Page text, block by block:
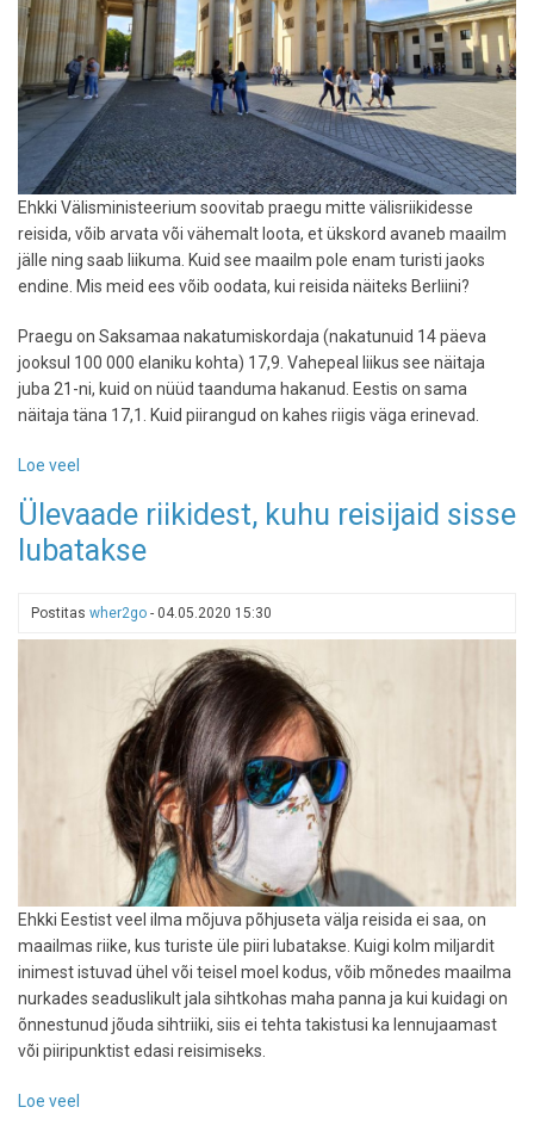
Ehkki Välisministeerium soovitab praegu mitte välisriikidesse
reisida, võib arvata või vähemalt loota, et ükskord avaneb maailm
jälle ning saab liikuma. Kuid see maailm pole enam turisti jaoks
endine. Mis meid ees võib oodata, kui reisida näiteks Berliini?
Praegu on Saksamaa nakatumiskordaja (nakatunuid 14 päeva
jooksul 100 000 elaniku kohta) 17,9. Vahepeal liikus see näitaja
juba 21-ni, kuid on nüüd taanduma hakanud. Eestis on sama
näitaja täna 17,1. Kuid piirangud on kahes riigis väga erinevad.
Loe veel
Berliini,
kui
lukku
Ülevaade riikidest, kuhu reisijaid sisse
lubatakse
Postitas wher2go - 04.05.2020 15:30
Ehkki Eestist veel ilma mõjuva põhjuseta välja reisida ei saa, on
maailmas riike, kus turiste üle piiri lubatakse. Kuigi kolm miljardit
inimest istuvad ühel või teisel moel kodus, võib mõnedes maailma
nurkades seaduslikult jala sihtkohas maha panna ja kui kuidagi on
õnnestunud jõuda sihtriiki, siis ei tehta takistusi ka lennujaamast
või piiripunktist edasi reisimiseks.
Loe veel